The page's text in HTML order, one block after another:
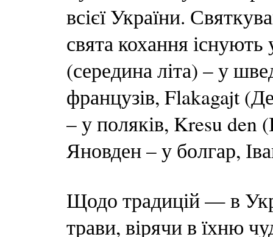
всієї України.
свята кохання
(середина літа) – у
французів, Flakagajt
– у поляків, Kresu den
Яновден – у болгар,
Щодо традицій — в
трави, вірячи в їхню